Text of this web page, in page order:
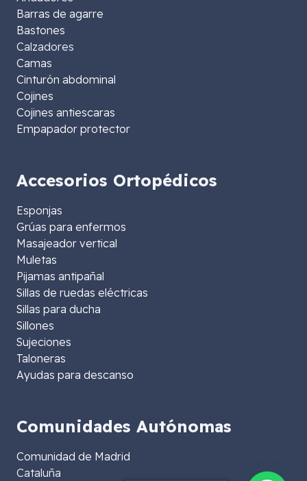
Barras de agarre
Bastones
Calzadores
Camas
Cinturón abdominal
Cojines
Cojines antiescaras
Empapador protector
Accesorios Ortopédicos
Esponjas
Grúas para enfermos
Masajeador vertical
Muletas
Pijamas antipañal
Sillas de ruedas eléctricas
Sillas para ducha
Sillones
Sujeciones
Taloneras
Ayudas para descanso
Comunidades Autónomas
Comunidad de Madrid
Cataluña